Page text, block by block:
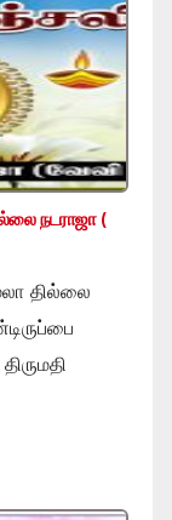
நடராஜா (
தில்லை